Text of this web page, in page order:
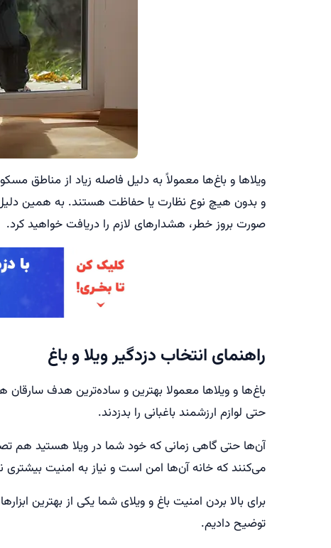
ویلاها و باغ‌ها معمولاً به دلیل فاصله زیاد از مناطق
و بدون هیچ نوع نظارت یا حفاظت هستند. به همین
صورت بروز خطر، هشدارهای لازم را دریافت خواهید کرد.
راهنمای انتخاب دزدگیر ویلا و باغ
باغ‌ها و ویلاها معمولا بهترین و ساده‌ترین هدف سارقان
حتی لوازم ارزشمند باغبانی را بدزدند.
آن‌ها حتی گاهی زمانی که خود شما در ویلا هستید هم
می‌کنند که خانه آن‌ها امن است و نیاز به امنیت بیشتری
برای بالا بردن امنیت باغ و ویلای شما یکی از بهترین
توضیح دادیم.